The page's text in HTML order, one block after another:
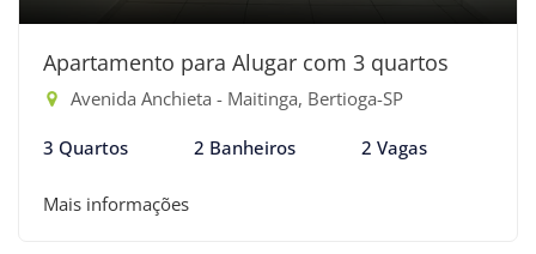
Apartamento para Alugar com 3 quartos
Avenida Anchieta - Maitinga, Bertioga-SP
3 Quartos 2 Banheiros 2 Vagas
Mais informações